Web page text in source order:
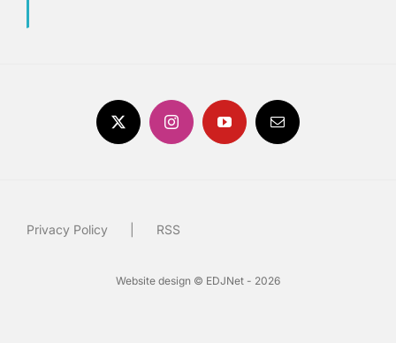
Privacy Policy RSS
Website design © EDJNet - 2026